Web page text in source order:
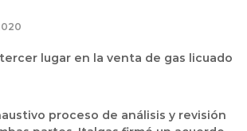
lugar en la venta de gas licuado
proceso de análisis y revisión